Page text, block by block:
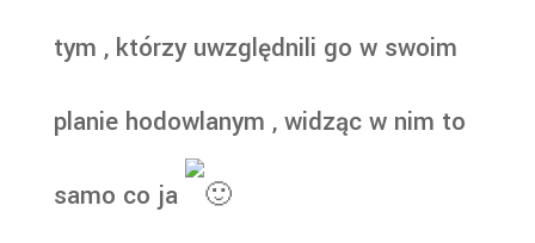
tym , którzy uwzględnili go w swoim
planie hodowlanym , widząc w nim to
samo co ja